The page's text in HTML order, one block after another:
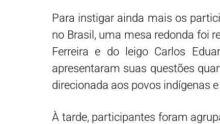
Para instigar ainda mais os
no Brasil, uma mesa redonda foi
Ferreira e do leigo Carlos
apresentaram suas questões
direcionada aos povos indígenas
À tarde, participantes foram